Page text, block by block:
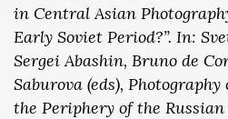
in Central Asian
Early Soviet Period?”. In:
Sergei Abashin, Bruno de
Saburova (eds),
the Periphery of the